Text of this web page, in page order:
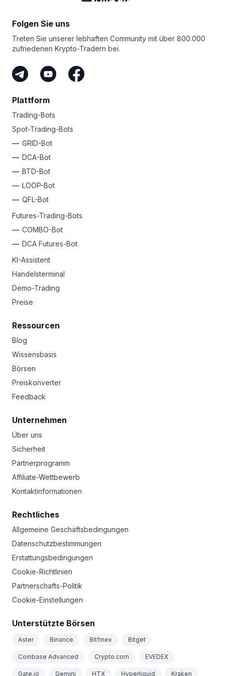
GRID-Bot sieben Tage lang kostenlos!
verbundenen Handelsrisiken vertraut machen.
Folgen Sie uns
Treten Sie unserer lebhaften Community mit über 800.000
zufriedenen Krypto-Tradern bei.
Plattform
Trading-Bots
Spot-Trading-Bots
GRID-Bot
DCA-Bot
BTD-Bot
LOOP-Bot
QFL-Bot
Futures-Trading-Bots
COMBO-Bot
DCA Futures-Bot
KI-Assistent
Handelsterminal
Demo-Trading
Preise
Ressourcen
Blog
Wissensbasis
Börsen
Preiskonverter
Feedback
Unternehmen
Über uns
Sicherheit
Partnerprogramm
Affiliate-Wettbewerb
Kontaktinformationen
Rechtliches
Allgemeine Geschäftsbedingungen
Datenschutzbestimmungen
Erstattungsbedingungen
Cookie-Richtlinien
Partnerschafts-Politik
Cookie-Einstellungen
Unterstützte Börsen
Aster Binance Bitfinex Bitget
Coinbase Advanced Crypto.com EVEDEX
Gate.io Gemini HTX Hyperliquid Kraken